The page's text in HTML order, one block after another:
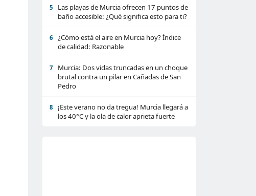
5
Las playas de Murcia ofrecen 17 puntos de
baño accesible: ¿Qué significa esto para ti?
6
¿Cómo está el aire en Murcia hoy? Índice
de calidad: Razonable
7
Murcia: Dos vidas truncadas en un choque
brutal contra un pilar en Cañadas de San
Pedro
8
¡Este verano no da tregua! Murcia llegará a
los 40°C y la ola de calor aprieta fuerte